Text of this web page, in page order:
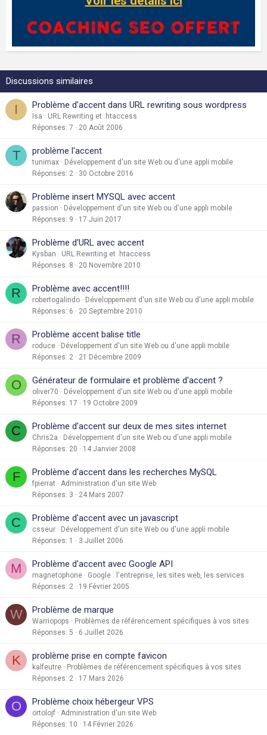
Discussions similaires
I Problème d'accent dans URL rewriting sous wordpress
Isa
URL Rewriting et .htaccess
Réponses 7 20 Août 2006
T problème l'accent
tunimax
Développement d'un site Web ou d'une appli mobile
Réponses 2 30 Octobre 2016
Problème insert MYSQL avec accent
passion
Développement d'un site Web ou d'une appli mobile
Réponses 9 17 Juin 2017
Problème d'URL avec accent
Kysban
URL Rewriting et .htaccess
Réponses 8 20 Novembre 2010
R Problème avec accent!!!!
robertogalindo
Développement d'un site Web ou d'une appli mobile
Réponses 6 20 Septembre 2010
R Problème accent balise title
roduce
Développement d'un site Web ou d'une appli mobile
Réponses 2 21 Décembre 2009
O Générateur de formulaire et problème d'accent ?
oliver70
Développement d'un site Web ou d'une appli mobile
Réponses 17 19 Octobre 2009
C Problème d'accent sur deux de mes sites internet
Chris2a
Développement d'un site Web ou d'une appli mobile
Réponses 20 14 Janvier 2008
F Problème d'accent dans les recherches MySQL
fpierrat
Administration d'un site Web
Réponses 3 24 Mars 2007
C Problème d'accent avec un javascript
csseur
Développement d'un site Web ou d'une appli mobile
Réponses 1 3 Juillet 2006
M Problème d'accent avec Google API
magnetophone
Google : l'entreprise, les sites web, les services
Réponses 2 19 Février 2005
W Problème de marque
Warriopops
Problèmes de référencement spécifiques à vos sites
Réponses 5 6 Juillet 2026
K problème prise en compte favicon
kalfeutre
Problèmes de référencement spécifiques à vos sites
Réponses 2 17 Mars 2026
O Problème choix hébergeur VPS
ortolojf
Administration d'un site Web
Réponses 10 14 Février 2026